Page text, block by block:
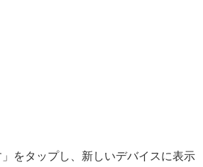
をタップし、新しいデバイスに表示